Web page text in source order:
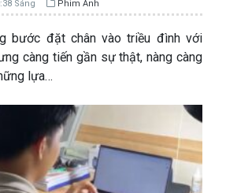
Sáng Phim Ảnh
bước đặt chân vào triều đình với
càng tiến gần sự thật, nàng càng
lựa…